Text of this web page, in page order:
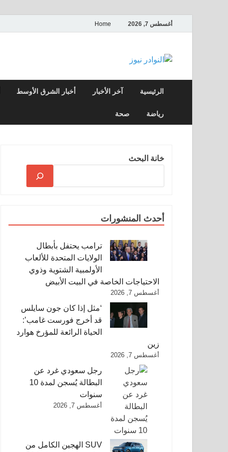
أغسطس 7, 2026 Home
النوادر نيوز
الرئيسية آخر الأخبار أخبار الشرق الأوسط
رياضة صحة
خانة البحث
أحدث المنشورات
ترامب يحتفل بأبطال
الولايات المتحدة للألعاب
الأولمبية الشتوية وذوي
الاحتياجات الخاصة في البيت الأبيض
أغسطس 7, 2026
‘مثل إذا كان جون سايلس
قد أخرج فورست غامب’:
الحياة الرائعة للمؤرخ هوارد
زين
أغسطس 7, 2026
رجل سعودي غرد عن
البطالة يُسجن لمدة 10
سنوات
أغسطس 7, 2026
SUV الهجين الكامل من